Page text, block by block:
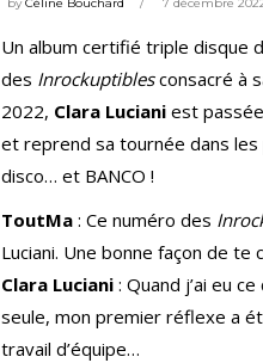
byCéline Bouchard 7 décembre
Un album certifié triple disque
des Inrockuptiblesconsacré à
2022, Clara Luciani est
et reprend sa tournée dans les
disco… et BANCO !
ToutMa : Ce numéro des
Luciani. Une bonne façon de
Clara Luciani : Quand j’ai eu
seule, mon premier réflexe a
travail d’équipe…